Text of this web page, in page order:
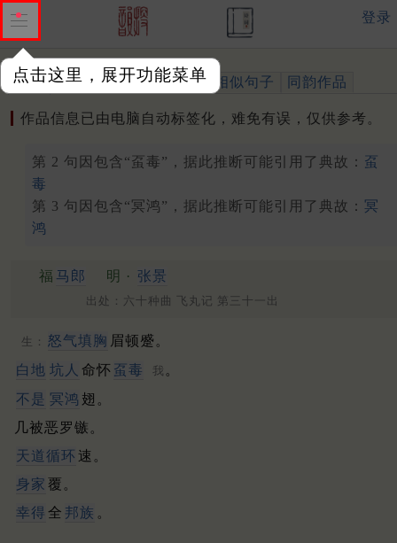
点击这里，展开功能菜单
登录
作品 标注四声 出处、引用 相似句子 同韵作品
作品信息已由电脑自动标签化，难免有误，仅供参考。
第 2 句因包含“虿毒”，据此推断可能引用了典故： 虿
毒
第 3 句因包含“冥鸿”，据此推断可能引用了典故： 冥
鸿
福 马郎 明 · 张景
出处：六十种曲 飞丸记 第三十一出
生： 怒气填胸 眉顿蹙。
白地 坑人 命怀 虿毒 我 。
不是 冥鸿 翅。
几被恶罗镞。
天道循环 速。
身家 覆。
幸得 全 邦族 。